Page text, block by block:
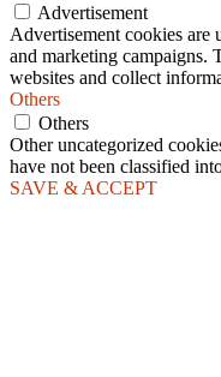
Advertisement
Advertisement cookies are
and marketing campaigns.
websites and collect
Others
Others
Other uncategorized
have not been classified
SAVE & ACCEPT